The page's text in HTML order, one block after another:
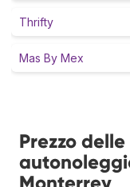
Thrifty
Mas By Mex
Prezzo